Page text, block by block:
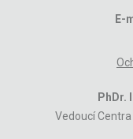
E-
PhDr.
Vedoucí